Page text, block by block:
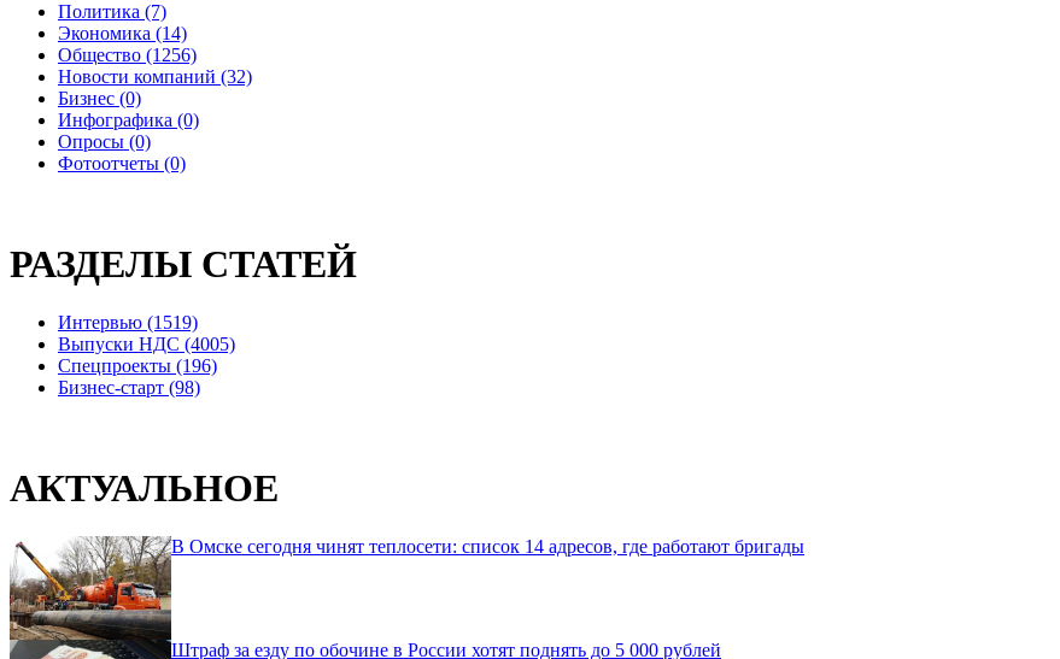
Политика (7)
Экономика (14)
Общество (1256)
Новости компаний (32)
Бизнес (0)
Инфографика (0)
Опросы (0)
Фотоотчеты (0)
РАЗДЕЛЫ СТАТЕЙ
Интервью (1519)
Выпуски НДС (4005)
Спецпроекты (196)
Бизнес-старт (98)
АКТУАЛЬНОЕ
В Омске сегодня чинят теплосети: список 14 адресов, где работают бригады
Штраф за езду по обочине в России хотят поднять до 5 000 рублей